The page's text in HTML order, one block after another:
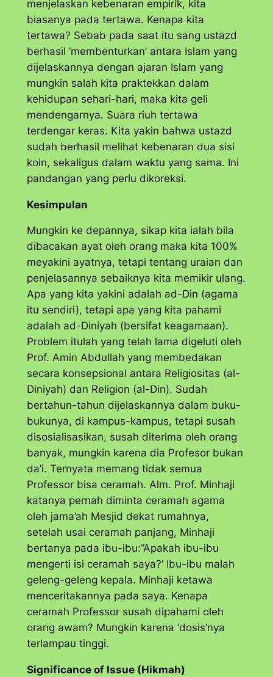
menjelaskan kebenaran empirik, kita
biasanya pada tertawa. Kenapa kita
tertawa? Sebab pada saat itu sang ustazd
berhasil ‘membenturkan’ antara Islam yang
dijelaskannya dengan ajaran Islam yang
mungkin salah kita praktekkan dalam
kehidupan sehari-hari, maka kita geli
mendengarnya. Suara riuh tertawa
terdengar keras. Kita yakin bahwa ustazd
sudah berhasil melihat kebenaran dua sisi
koin, sekaligus dalam waktu yang sama. Ini
pandangan yang perlu dikoreksi.
Kesimpulan
Mungkin ke depannya, sikap kita ialah bila
dibacakan ayat oleh orang maka kita 100%
meyakini ayatnya, tetapi tentang uraian dan
penjelasannya sebaiknya kita memikir ulang.
Apa yang kita yakini adalah ad-Din (agama
itu sendiri), tetapi apa yang kita pahami
adalah ad-Diniyah (bersifat keagamaan).
Problem itulah yang telah lama digeluti oleh
Prof. Amin Abdullah yang membedakan
secara konsepsional antara Religiositas (al-
Diniyah) dan Religion (al-Din). Sudah
bertahun-tahun dijelaskannya dalam buku-
bukunya, di kampus-kampus, tetapi susah
disosialisasikan, susah diterima oleh orang
banyak, mungkin karena dia Profesor bukan
da’i. Ternyata memang tidak semua
Professor bisa ceramah. Alm. Prof. Minhaji
katanya pernah diminta ceramah agama
oleh jama’ah Mesjid dekat rumahnya,
setelah usai ceramah panjang, Minhaji
bertanya pada ibu-ibu:”Apakah ibu-ibu
mengerti isi ceramah saya?’ Ibu-ibu malah
geleng-geleng kepala. Minhaji ketawa
menceritakannya pada saya. Kenapa
ceramah Professor susah dipahami oleh
orang awam? Mungkin karena ‘dosis’nya
terlampau tinggi.
Significance of Issue (Hikmah)